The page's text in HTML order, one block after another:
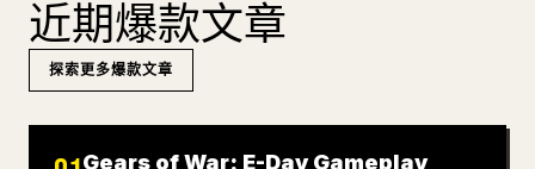
近期爆款文章
探索更多爆款文章
Gears of War: E-Day Gameplay